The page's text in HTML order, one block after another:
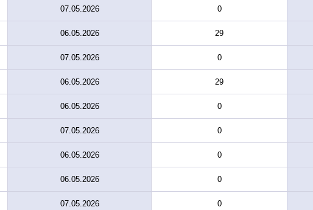
07.05.2026 0
06.05.2026 29
07.05.2026 0
06.05.2026 29
06.05.2026 0
07.05.2026 0
06.05.2026 0
06.05.2026 0
07.05.2026 0